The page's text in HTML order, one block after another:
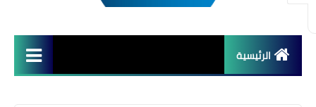
الرئيسية